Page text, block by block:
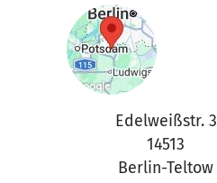
Edelweißstr. 3
14513
Berlin-Teltow